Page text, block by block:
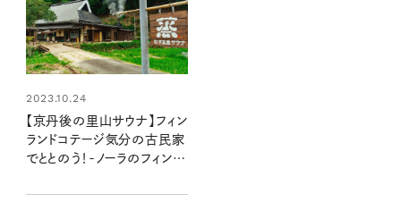
2023.10.24
【京丹後の里山サウナ】フィン
ランドコテージ気分の古民家
でととのう！-ノーラのフィンラ